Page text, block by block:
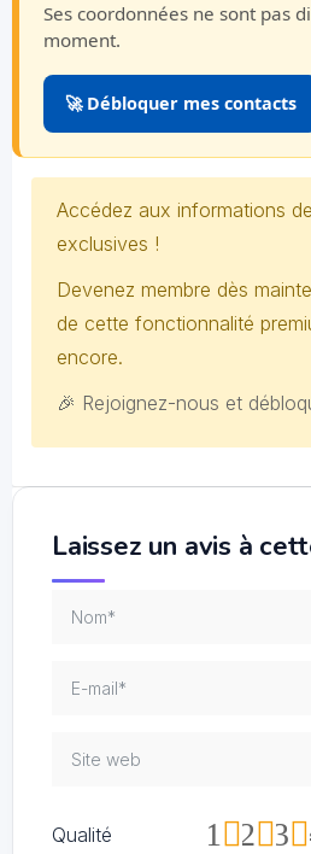
Ses coordonnées ne sont pas
moment.
🚀 Débloquer mes contacts
Accédez aux informations
exclusives !
Devenez membre dès
de cette fonctionnalité
encore.
🎉 Rejoignez-nous et
Laissez un avis à
Qualité 3
2
1